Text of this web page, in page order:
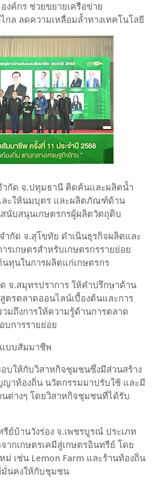
งค์กร ช่วยขยายเครือข่าย
กล ลดความเหลื่อมล้ำทางเทคโนโลยี
กัด จ.ปทุมธานี คิดค้นและผลิตน้ำ
ะให้นมบุตร และผลิตภัณฑ์ด้าน
นับสนุนเกษตรกรผู้ผลิตวัตถุดิบ
กัด จ.สุโขทัย ดำเนินธุรกิจผลิตและ
รเกษตรสำหรับเกษตรกรรายย่อย
ทุนในการผลิตแก่เกษตรกร
จ.สมุทรปราการ ให้คำปรึกษาด้าน
รตลาดออนไลน์เบื้องต้นและการ
ถึงการให้ความรู้ด้านการตลาด
การรายย่อย
บบสัมมาชีพ
บให้กับวิสาหกิจชุมชนซึ่งมีส่วนสร้าง
าท้องถิ่น นวัตกรรมมาปรับใช้ และมี
ต่างๆ โดยวิสาหกิจชุมชนที่ได้รับ
ย์บ้านวังร่อง จ.เพชรบูรณ์ ประเภท
ากเกษตรเคมีสู่เกษตรอินทรีย์ โดย
ม่ เช่น Lemon Farm และร้านท้องถิ่น
มั่นคงให้กับชุมชน